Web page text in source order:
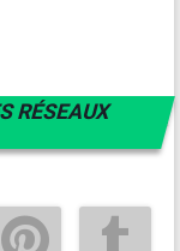
RÉSEAUX